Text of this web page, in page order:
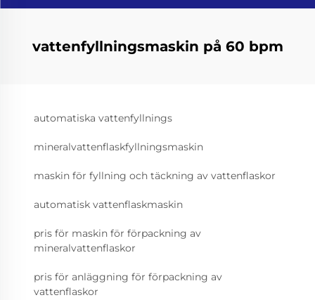
vattenfyllningsmaskin på 60 bpm
automatiska vattenfyllnings
mineralvattenflaskfyllningsmaskin
maskin för fyllning och täckning av vattenflaskor
automatisk vattenflaskmaskin
pris för maskin för förpackning av
mineralvattenflaskor
pris för anläggning för förpackning av
vattenflaskor